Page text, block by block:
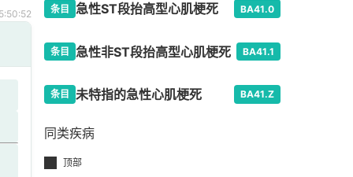
条目 急性ST段抬高型心肌梗死 BA41.0
条目 急性非ST段抬高型心肌梗死 BA41.1
条目 未特指的急性心肌梗死 BA41.Z
同类疾病
顶部